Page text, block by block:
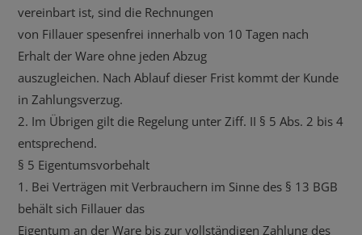
vereinbart ist, sind die Rechnungen
von Fillauer spesenfrei innerhalb von 10 Tagen nach
Erhalt der Ware ohne jeden Abzug
auszugleichen. Nach Ablauf dieser Frist kommt der Kunde
in Zahlungsverzug.
2. Im Übrigen gilt die Regelung unter Ziff. II § 5 Abs. 2 bis 4
entsprechend.
§ 5 Eigentumsvorbehalt
1. Bei Verträgen mit Verbrauchern im Sinne des § 13 BGB
behält sich Fillauer das
Eigentum an der Ware bis zur vollständigen Zahlung des